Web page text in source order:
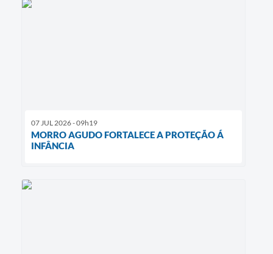
07 JUL 2026 - 09h19
MORRO AGUDO FORTALECE A PROTEÇÃO Á
INFÂNCIA